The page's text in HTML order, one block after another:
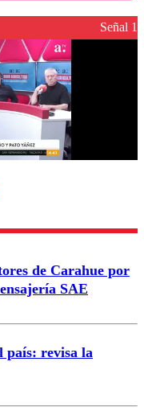
garantizar un
Enviar comentario
Señal 1
de Carahue por
SAE
país: revisa la